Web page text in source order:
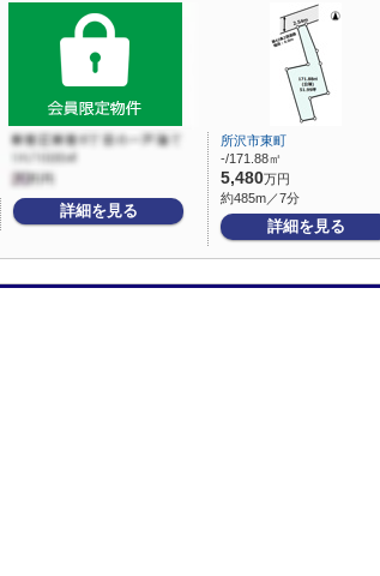
詳細を見る
所沢市東町
-/171.88㎡
5,480万円
約485m／7分
詳細を見る